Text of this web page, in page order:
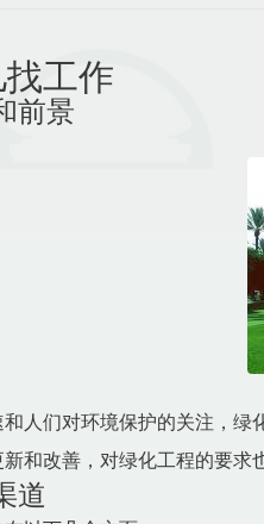
工作
前景
人们对环境保护的关注，
和改善，对绿化工程的要求
道